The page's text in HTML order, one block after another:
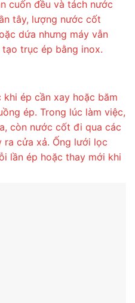
cuốn đều và tách nước
tây, lượng nước cốt
dứa nhưng máy vẫn
trục ép bằng inox.
ép cần xay hoặc băm
ép. Trong lúc làm việc,
còn nước cốt đi qua các
cửa xả. Ống lưới lọc
lần ép hoặc thay mới khi